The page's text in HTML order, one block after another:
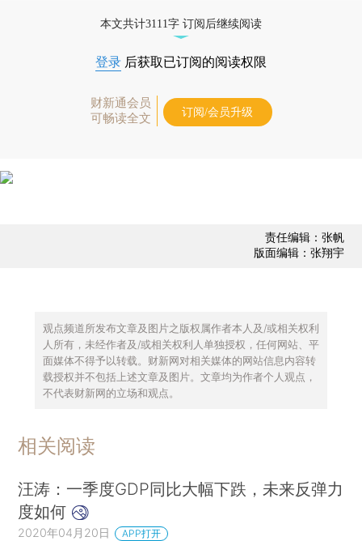
本文共计3111字 订阅后继续阅读
登录 后获取已订阅的阅读权限
财新通会员
可畅读全文
订阅/会员升级
责任编辑：张帆
版面编辑：张翔宇
观点频道所发布文章及图片之版权属作者本人及/或相关权利
人所有，未经作者及/或相关权利人单独授权，任何网站、平
面媒体不得予以转载。财新网对相关媒体的网站信息内容转
载授权并不包括上述文章及图片。文章均为作者个人观点，
不代表财新网的立场和观点。
相关阅读
汪涛：一季度GDP同比大幅下跌，未来反弹力
度如何
2020年04月20日 APP打开